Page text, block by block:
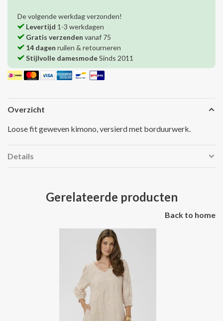
De volgende werkdag verzonden!
Levertijd 1-3 werkdagen
Gratis verzenden vanaf 75
14 dagen ruilen & retourneren
Stijlvolle damesmodeSinds 2011
Overzicht
Loose fit geweven kimono, versierd met borduurwerk.
Details
Gerelateerde producten
Back to home